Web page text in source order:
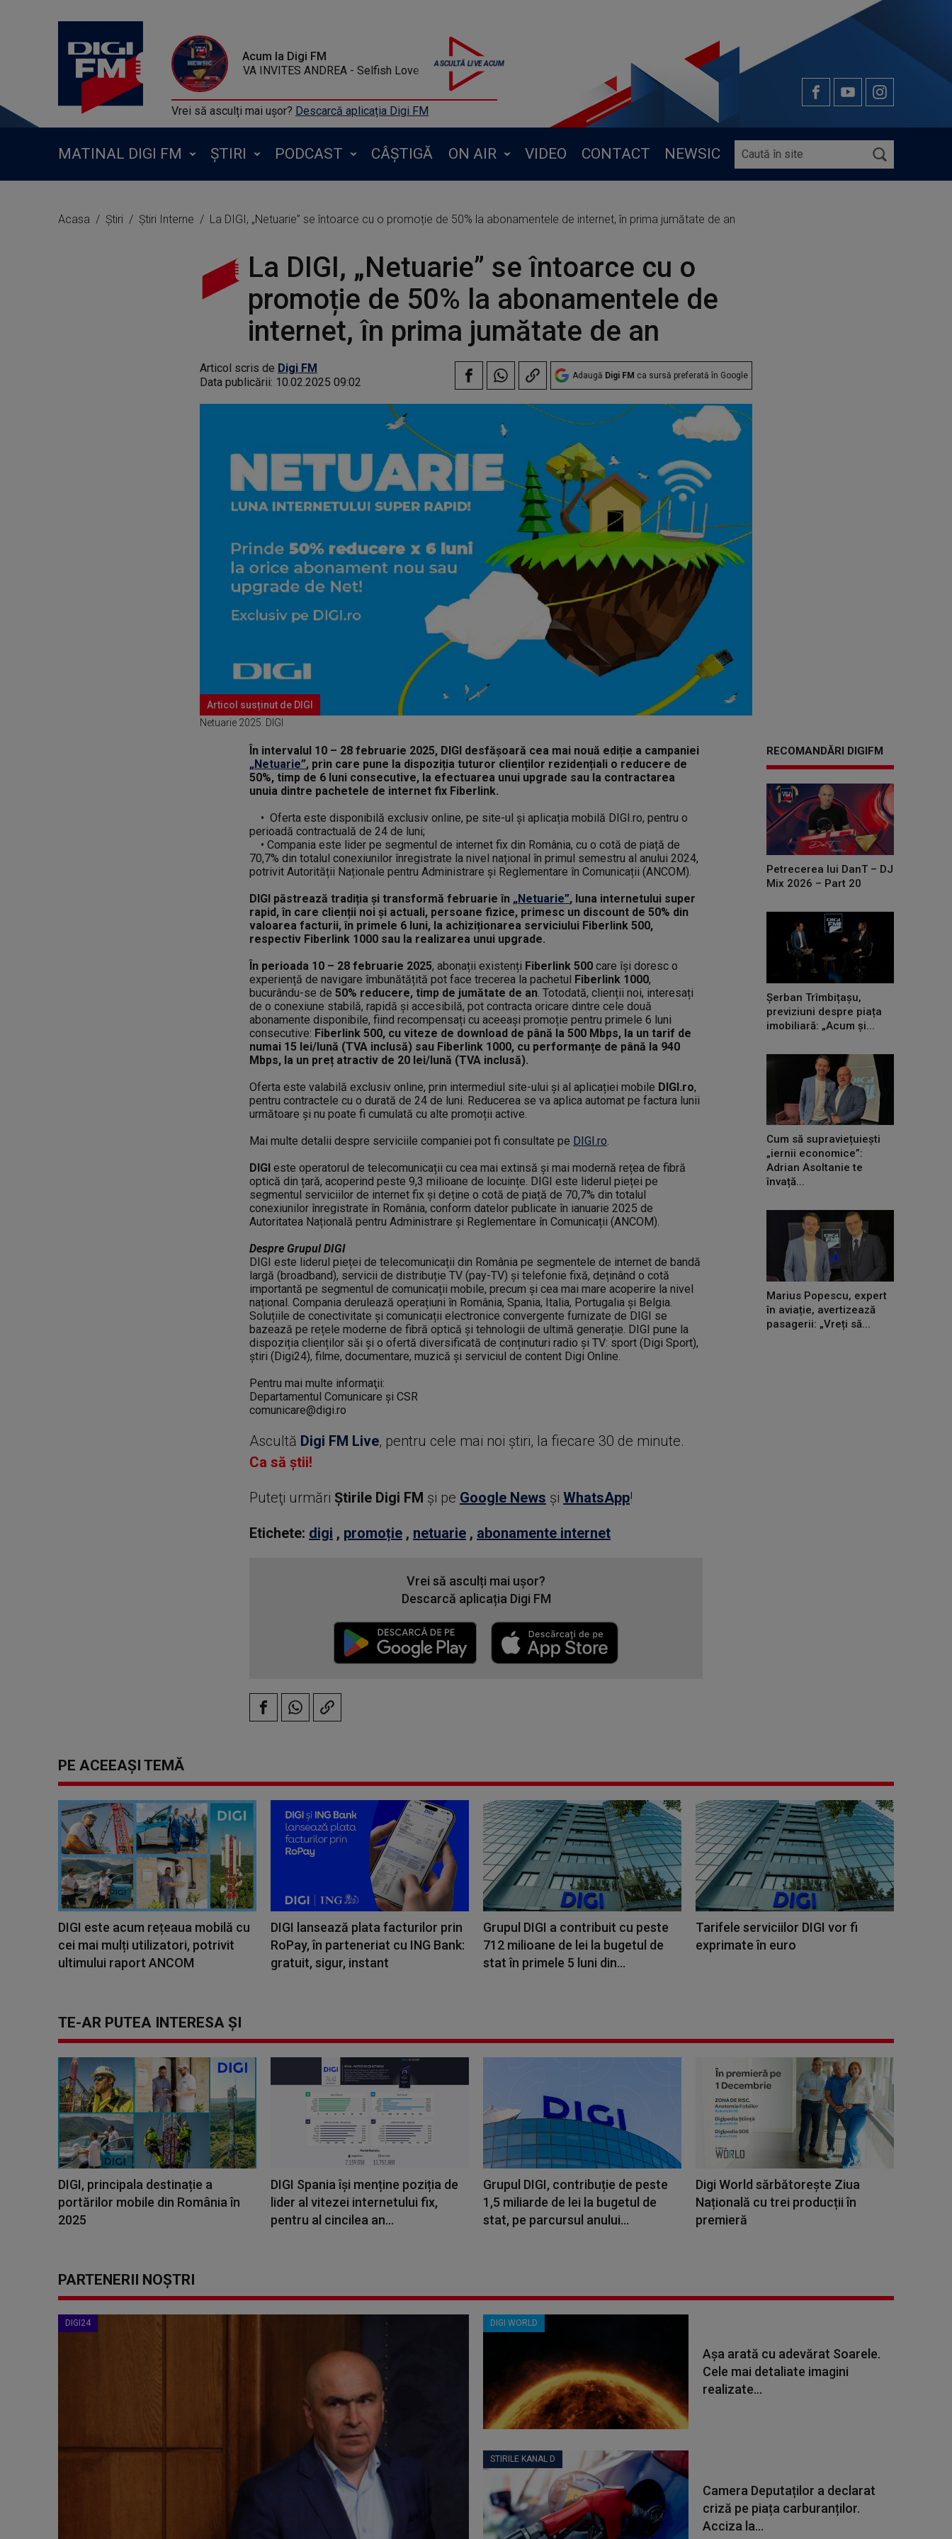
Acum la Digi FM
PEDRO CAZANOVA INVITES ANDREA - Selfish Love
Vrei să asculți mai ușor? Descarcă aplicația Digi FM
MATINAL DIGI FM ȘTIRI PODCAST CÂȘTIGĂ ON AIR VIDEO CONTACT NEWSIC
Acasa Știri Știri Interne La DIGI, „Netuarie” se întoarce cu o promoție de 50% la abonamentele de internet, în prima jumătate de an
La DIGI, „Netuarie” se întoarce cu o
promoție de 50% la abonamentele de
internet, în prima jumătate de an
Articol scris de Digi FM
Data publicării: 10.02.2025 09:02 Adaugă Digi FM ca sursă preferată în Google
Articol susținut de DIGI
Netuarie 2025. DIGI
În intervalul 10 – 28 februarie 2025, DIGI desfășoară cea mai nouă ediție a campaniei
„Netuarie”, prin care pune la dispoziția tuturor clienților rezidențiali o reducere de
50%, timp de 6 luni consecutive, la efectuarea unui upgrade sau la contractarea
unuia dintre pachetele de internet fix Fiberlink.
• Oferta este disponibilă exclusiv online, pe site-ul și aplicația mobilă DIGI.ro, pentru o
perioadă contractuală de 24 de luni;
• Compania este lider pe segmentul de internet fix din România, cu o cotă de piață de
70,7% din totalul conexiunilor înregistrate la nivel național în primul semestru al anului 2024,
potrivit Autorității Naționale pentru Administrare și Reglementare în Comunicații (ANCOM).
DIGI păstrează tradiția și transformă februarie în „Netuarie”, luna internetului super
rapid, în care clienții noi și actuali, persoane fizice, primesc un discount de 50% din
valoarea facturii, în primele 6 luni, la achiziționarea serviciului Fiberlink 500,
respectiv Fiberlink 1000 sau la realizarea unui upgrade.
În perioada 10 – 28 februarie 2025, abonații existenți Fiberlink 500care își doresc o
experiență de navigare îmbunătățită pot face trecerea la pachetul Fiberlink 1000,
bucurându-se de 50% reducere, timp de jumătate de an. Totodată, clienții noi, interesați
de o conexiune stabilă, rapidă și accesibilă, pot contracta oricare dintre cele două
abonamente disponibile, fiind recompensați cu aceeași promoție pentru primele 6 luni
consecutive: Fiberlink 500, cu viteze de download de până la 500 Mbps, la un tarif de
numai 15 lei/lună (TVA inclusă) sau Fiberlink 1000, cu performanțe de până la 940
Mbps, la un preț atractiv de 20 lei/lună (TVA inclusă).
Oferta este valabilă exclusiv online, prin intermediul site-ului și al aplicației mobile DIGI.ro,
pentru contractele cu o durată de 24 de luni. Reducerea se va aplica automat pe factura lunii
următoare și nu poate fi cumulată cu alte promoții active.
Mai multe detalii despre serviciile companiei pot fi consultate pe DIGI.ro.
DIGIeste operatorul de telecomunicații cu cea mai extinsă și mai modernă rețea de fibră
optică din țară, acoperind peste 9,3 milioane de locuințe. DIGI este liderul pieței pe
segmentul serviciilor de internet fix și deține o cotă de piață de 70,7% din totalul
conexiunilor înregistrate în România, conform datelor publicate în ianuarie 2025 de
Autoritatea Națională pentru Administrare și Reglementare în Comunicații (ANCOM).
Despre Grupul DIGI
DIGI este liderul pieței de telecomunicații din România pe segmentele de internet de bandă
largă (broadband), servicii de distribuție TV (pay-TV) și telefonie fixă, deținând o cotă
importantă pe segmentul de comunicații mobile, precum și cea mai mare acoperire la nivel
național. Compania derulează operațiuni în România, Spania, Italia, Portugalia și Belgia.
Soluțiile de conectivitate și comunicații electronice convergente furnizate de DIGI se
bazează pe rețele moderne de fibră optică și tehnologii de ultimă generație. DIGI pune la
dispoziția clienților săi și o ofertă diversificată de conținuturi radio și TV: sport (Digi Sport),
știri (Digi24), filme, documentare, muzică și serviciul de content Digi Online.
Pentru mai multe informaţii:
Departamentul Comunicare și CSR
comunicare@digi.ro
Ascultă Digi FM Live, pentru cele mai noi știri, la fiecare 30 de minute.
Ca să știi!
Puteţi urmări Știrile Digi FM şi pe Google News şi WhatsApp!
Etichete: digi , promoție, netuarie, abonamente internet
Vrei să asculți mai ușor?
Descarcă aplicația Digi FM
RECOMANDĂRI DIGIFM
Petrecerea lui DanT – DJ
Mix 2026 – Part 20
Șerban Trîmbițașu,
previziuni despre piața
imobiliară: „Acum și...
Cum să supraviețuiești
„iernii economice”:
Adrian Asoltanie te
învață...
Marius Popescu, expert
în aviație, avertizează
pasagerii: „Vreți să...
PE ACEEAȘI TEMĂ
DIGI este acum rețeaua mobilă cu
cei mai mulți utilizatori, potrivit
ultimului raport ANCOM
DIGI lansează plata facturilor prin
RoPay, în parteneriat cu ING Bank:
gratuit, sigur, instant
Grupul DIGI a contribuit cu peste
712 milioane de lei la bugetul de
stat în primele 5 luni din...
Tarifele serviciilor DIGI vor fi
exprimate în euro
TE-AR PUTEA INTERESA ȘI
DIGI, principala destinație a
portărilor mobile din România în
2025
DIGI Spania își menține poziția de
lider al vitezei internetului fix,
pentru al cincilea an...
Grupul DIGI, contribuție de peste
1,5 miliarde de lei la bugetul de
stat, pe parcursul anului...
Digi World sărbătorește Ziua
Națională cu trei producții în
premieră
PARTENERII NOȘTRI
DIGI24 DIGI WORLD
Așa arată cu adevărat Soarele.
Cele mai detaliate imagini
realizate...
STIRILE KANAL D
Camera Deputaților a declarat
criză pe piața carburanților.
Acciza la...